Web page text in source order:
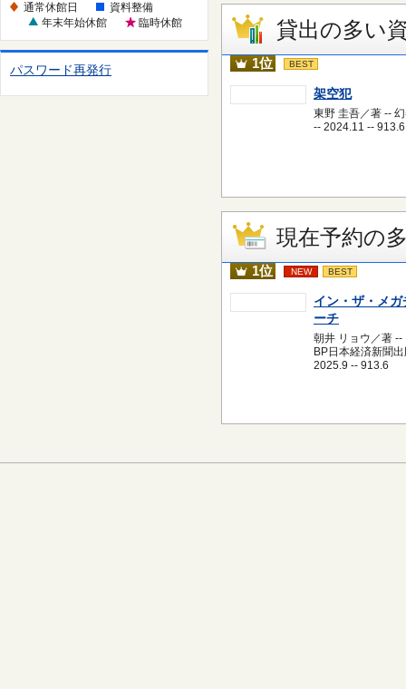
日
休
日
通常休館日
資料整備
年末年始休館
臨時休館
パスワード再発行
貸出の多い
1位 BEST
架空犯
東野 圭吾／著 --
-- 2024.11 -- 913.6
現在予約の
1位 NEW BEST
イン・ザ・メガ
ーチ
朝井 リョウ／著 --
BP日本経済新聞
2025.9 -- 913.6